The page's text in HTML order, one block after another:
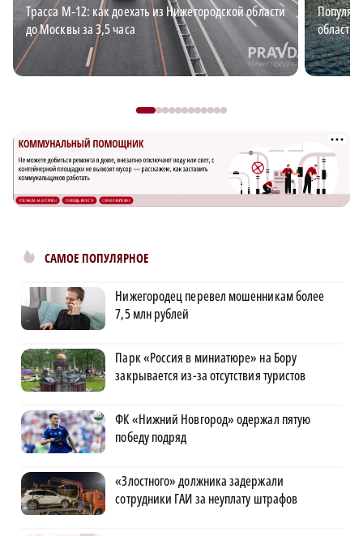
Трасса М‑12: как доехать из Нижегородской области
до Москвы за 3,5 часа
области
САМОЕ ПОПУЛЯРНОЕ
Нижегородец перевел мошенникам более
7,5 млн рублей
Парк «Россия в миниатюре» на Бору
закрывается из-за отсутствия туристов
ФК «Нижний Новгород» одержал пятую
победу подряд
«Злостного» должника задержали
сотрудники ГАИ за неуплату штрафов